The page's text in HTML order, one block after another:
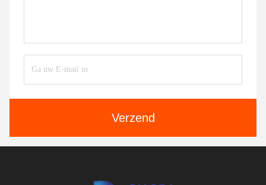
Verzend